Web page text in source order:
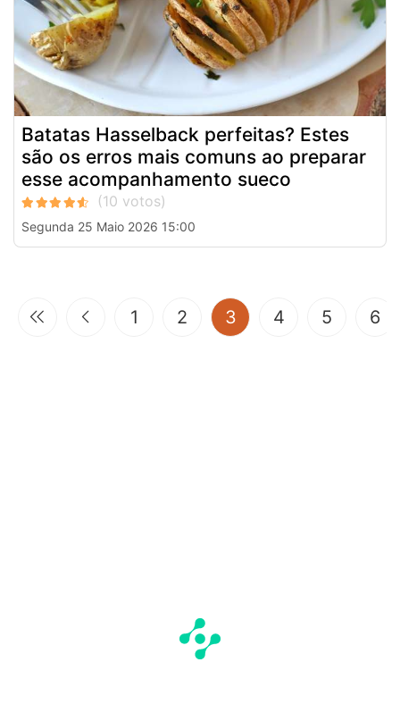
Batatas Hasselback perfeitas? Estes
são os erros mais comuns ao preparar
esse acompanhamento sueco
Segunda 25 Maio 2026 15:00
1 2 3(current)
4 5 6